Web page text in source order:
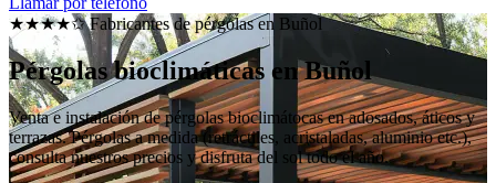
★★★★✩ Fabricantes de pérgolas en Buñol
Pérgolas bioclimáticas en Buñol
Venta e instalación de pérgolas bioclimátocas en adosados, áticos y
terrazas. Pérgolas a medida (retráctiles, acristaladas, aluminio etc.),
consulta nuestros precios y disfruta del sol todo el año.